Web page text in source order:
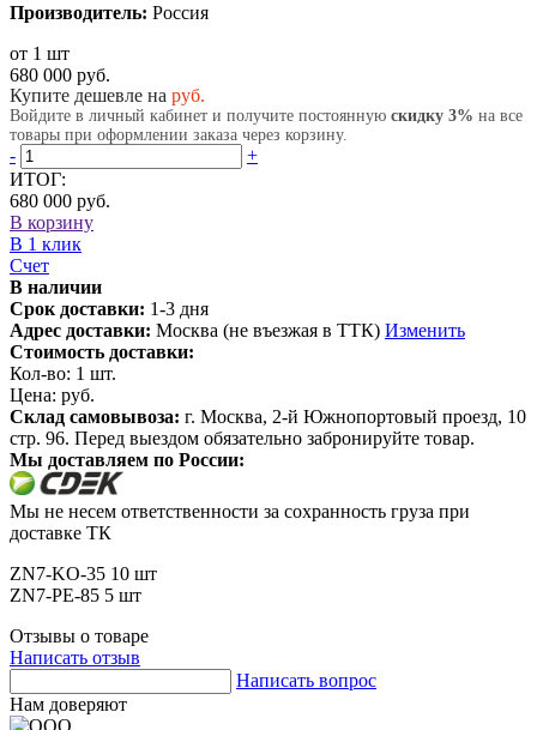
Производитель: Россия
от 1 шт
680 000 руб.
Купите дешевле на руб.
Войдите в личный кабинет и получите постоянную скидку 3% на все
товары при оформлении заказа через корзину.
-
+
ИТОГ:
680 000 руб.
В корзину
В 1 клик
Счет
В наличии
Срок доставки: 1-3 дня
Адрес доставки: Москва (не въезжая в ТТК) Изменить
Стоимость доставки:
Кол-во: 1 шт.
Цена: руб.
Склад самовывоза: г. Москва, 2-й Южнопортовый проезд, 10
стр. 96. Перед выездом обязательно забронируйте товар.
Мы доставляем по России:
Мы не несем ответственности за сохранность груза при
доставке ТК
ZN7-KO-35 10 шт
ZN7-PE-85 5 шт
Отзывы о товаре
Написать отзыв
Написать вопрос
Нам доверяют